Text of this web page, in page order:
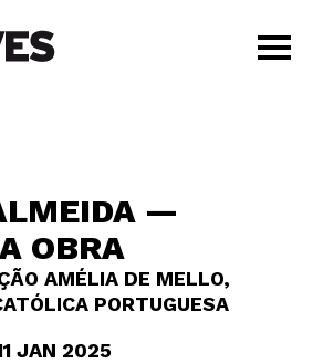
—
OBRA
AMÉLIA DE MELLO,
PORTUGUESA
JAN 2025